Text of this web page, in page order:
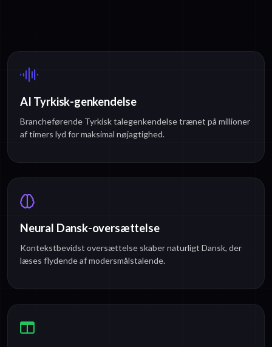
AI Tyrkisk-genkendelse
Brancheførende Tyrkisk talegenkendelse trænet på millioner
af timers lyd for maksimal nøjagtighed.
Neural Dansk-oversættelse
Kontekstbevidst oversættelse skaber naturligt Dansk, der
læses flydende af modersmålstalende.